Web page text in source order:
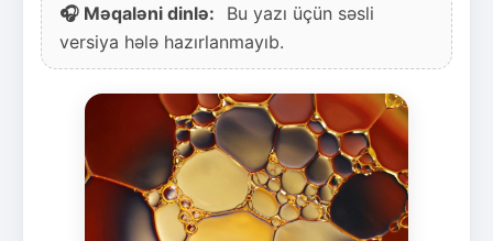
🎧 Məqaləni dinlə:
Bu yazı üçün səsli
versiya hələ hazırlanmayıb.